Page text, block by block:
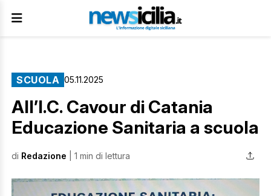
SCUOLA 05.11.2025
All’I.C. Cavour di Catania
Educazione Sanitaria a scuola
di Redazione | 1 min di lettura